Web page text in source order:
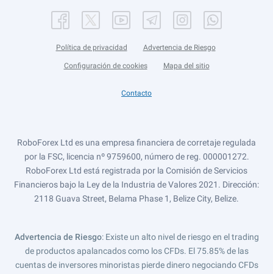
Política de privacidad Advertencia de Riesgo
Configuración de cookies Mapa del sitio
Contacto
RoboForex Ltd es una empresa financiera de corretaje regulada
por la FSC, licencia nº 9759600, número de reg. 000001272.
RoboForex Ltd está registrada por la Comisión de Servicios
Financieros bajo la Ley de la Industria de Valores 2021. Dirección:
2118 Guava Street, Belama Phase 1, Belize City, Belize.
Advertencia de Riesgo: Existe un alto nivel de riesgo en el trading
de productos apalancados como los CFDs. El 75.85% de las
cuentas de inversores minoristas pierde dinero negociando CFDs